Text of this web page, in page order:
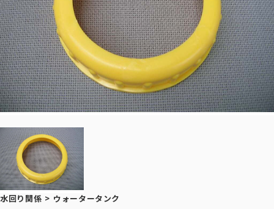
水回り関係 > ウォータータンク